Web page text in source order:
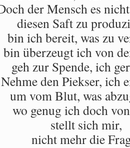
der Mensch es
diesen Saft zu
bin ich bereit, was zu
bin überzeugt ich von
geh zur Spende, ich
Nehme den Piekser, ich
um vom Blut, was
wo genug ich doch
stellt sich mir,
nicht mehr die